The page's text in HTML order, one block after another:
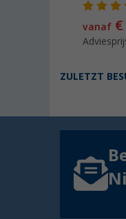
vanaf €
ZULETZT